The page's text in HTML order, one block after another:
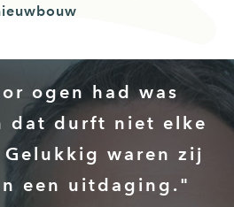
ogen had was
dat durft niet elke
Gelukkig waren zij
een uitdaging."